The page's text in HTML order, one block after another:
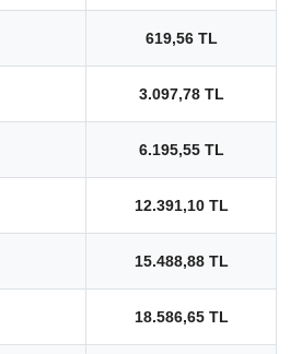
619,56 TL
3.097,78 TL
6.195,55 TL
12.391,10 TL
15.488,88 TL
18.586,65 TL